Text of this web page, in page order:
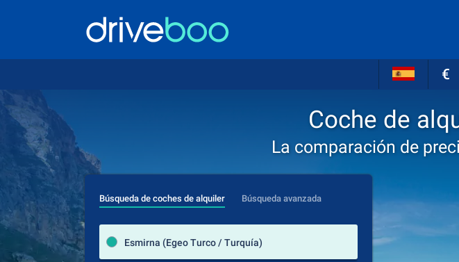
€
Coche de
La comparación de
Búsqueda de coches de alquiler Búsqueda avanzada
Esmirna (Egeo Turco / Turquía)
lugar de alquiler